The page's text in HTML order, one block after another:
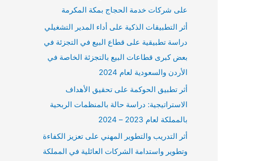
:
على شركات خدمة الحجاج بمكة المكرمة
أثر التطبيقات الذكية على أداء المدير التشغيلي
دراسة تطبيقية على قطاع البيع في التجزئة في
بعض كبرى قطاعات البيع بالتجزئة الخاصة في
الأردن والسعودية لعام 2024
أثر تطبيق الحوكمة على تحقيق الأهداف
الاستراتيجية: دراسة حالة بالمنظمات الربحية
بالمملكة لعام 2023 – 2024
أثر التدريب والتطوير المهني على تعزيز الكفاءة
وتطوير واستدامة الشركات العائلية في المملكة